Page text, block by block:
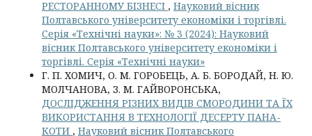
РЕСТОРАННОМУ БІЗНЕСІ , Науковий вісник
Полтавського університету економіки і торгівлі.
Серія «Технічні науки»: № 3 (2024): Науковий
вісник Полтавського університету економіки і
торгівлі. Серія «Технічні науки»
Г. П. ХОМИЧ, О. М. ГОРОБЕЦЬ, А. Б. БОРОДАЙ, Н. Ю.
МОЛЧАНОВА, З. М. ГАЙВОРОНСЬКА,
ДОСЛІДЖЕННЯ РІЗНИХ ВИДІВ СМОРОДИНИ ТА ЇХ
ВИКОРИСТАННЯ В ТЕХНОЛОГІЇ ДЕСЕРТУ ПАНА-
КОТИ , Науковий вісник Полтавського